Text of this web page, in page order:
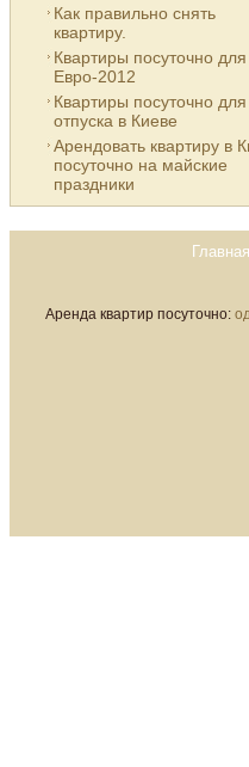
Как правильно снять
квартиру.
Квартиры посуточно для
Евро-2012
Квартиры посуточно для
отпуска в Киеве
Арендовать квартиру в
посуточно на майские
праздники
Главная
Аренда квартир посуточно: